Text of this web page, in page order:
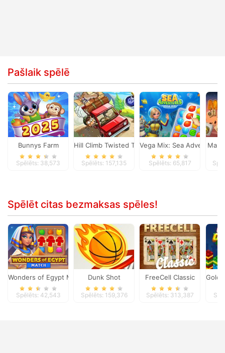
Pašlaik spēlē
Bunnys Farm
Spēlēts: 38,573
Hill Climb Twisted Transport
Spēlēts: 157,135
Vega Mix: Sea Adventures
Spēlēts: 65,817
Spēlēt citas bezmaksas spēles!
Wonders of Egypt Match
Spēlēts: 42,543
Dunk Shot
Spēlēts: 159,376
FreeCell Classic
Spēlēts: 313,387
Gold